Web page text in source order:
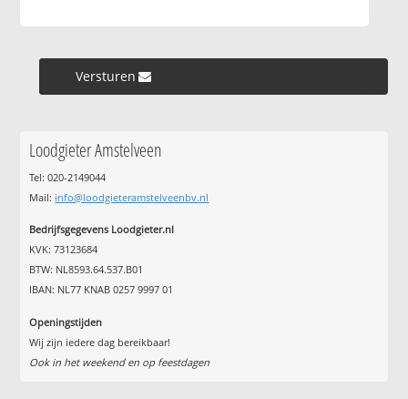
Versturen »
Loodgieter Amstelveen
Tel: 020-2149044
Mail: info@loodgieteramstelveenbv.nl
Bedrijfsgegevens Loodgieter.nl
KVK: 73123684
BTW: NL8593.64.537.B01
IBAN: NL77 KNAB 0257 9997 01
Openingstijden
Wij zijn iedere dag bereikbaar!
Ook in het weekend en op feestdagen